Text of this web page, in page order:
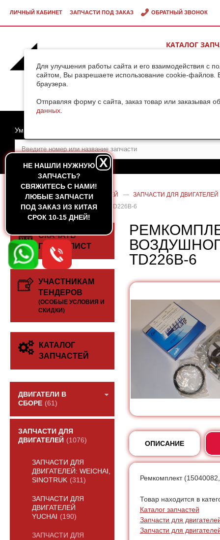
Для улучшения работы сайта и его взаимодействия с
сайтом, Вы разрешаете использование cookie-файлов.
браузера.
Отправляя форму с сайта, заказ товар или заказывая
данных
ЛИЧНЫЙ КАБИНЕТ ЗАПЧАСТИ ПОД ЗАКАЗ ОБРАТНЫЙ ЗВОНОК
КАТАЛОГ
НЕ НАШЛИ НУЖНУЮ
ЗАПЧАСТЬ?
CВЯЖИТЕСЬ С НАМИ!
ЛЮБЫЕ ЗАПЧАСТИ
ПОД ЗАКАЗ ИЗ КИТАЯ
СРОК 10-15 ДНЕЙ!
X
Умный поиск
ГЛАВНАЯ — КАТАЛОГ ЗАПЧАСТЕЙ — ЗАПЧАСТИ ДЛЯ ДВИГАТЕЛЕЙ
ВОЗДУШНОГО ДВИГАТЕЛЯ DEUTZ TD226B-6
СКАЧАТЬ
ПРАЙС-ЛИСТ
УЧАСТНИКАМ
ТЕНДЕРОВ
(ОСОБЫЕ УСЛОВИЯ И
СКИДКИ)
КАТАЛОГ
ЗАПЧАСТЕЙ
ДВИГАТЕЛИ В
СБОРЕ (61)
ЗАПЧАСТИ ДЛЯ
ДВИГАТЕЛЕЙ (1076)
ЗАПЧАСТИ ДЛЯ
ДВИГАТЕЛЕЙ: WEICHAI,
SINOTRUK (311)
ЗАПЧАСТИ ДЛЯ
ДВИГАТЕЛЕЙ
YUCHAI (190)
ЗАПЧАСТИ ДЛЯ
TD226B-6
ОПИСАНИЕ
Ремкомплект
Товар находится в
Каталог запчастей
Запчасти для
Запчасти для